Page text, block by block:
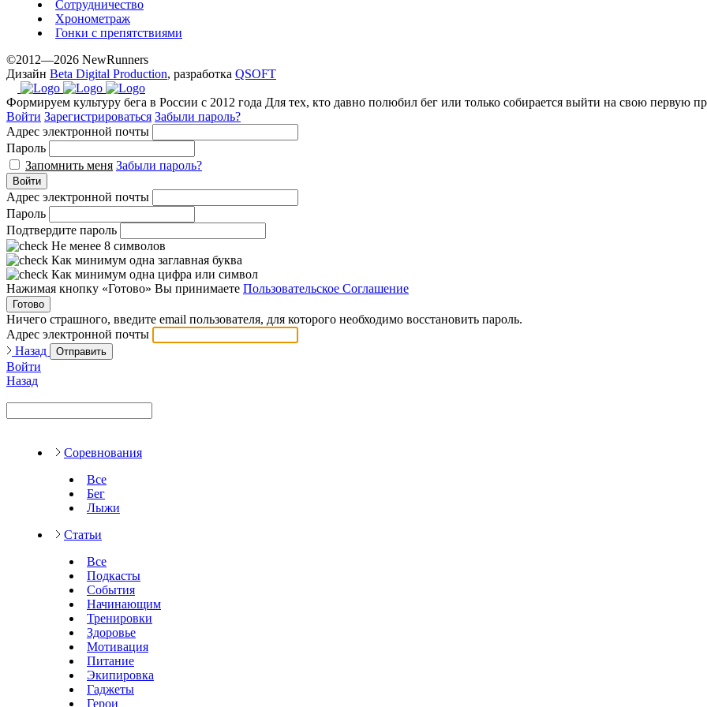
prices.
Сотрудничество
Хронометраж
Гонки с препятствиями
©2012—2026 NewRunners
Дизайн Beta Digital Production, разработка QSOFT
Формируем культуру бега в России с 2012 года Для тех, кто давно полюбил бег или только собирается выйти на свою первую
Войти Зарегистрироваться Забыли пароль?
Адрес электронной почты
Пароль
Запомнить меня Забыли пароль?
Войти
Адрес электронной почты
Пароль
Подтвердите пароль
Не менее 8 символов
Как минимум одна заглавная буква
Как минимум одна цифра или символ
Нажимая кнопку «Готово» Вы принимаете Пользовательское Соглашение
Готово
Ничего страшного, введите email пользователя, для которого необходимо восстановить пароль.
Адрес электронной почты
Назад
Отправить
Войти
Назад
Соревнования
Все
Бег
Лыжи
Статьи
Все
Подкасты
События
Начинающим
Тренировки
Здоровье
Мотивация
Питание
Экипировка
Гаджеты
Герои